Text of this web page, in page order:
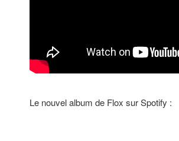
Le nouvel album de Flox sur Spotify :